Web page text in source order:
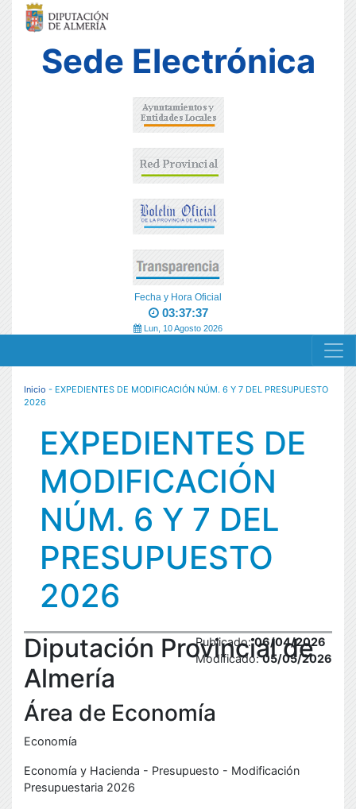
Sede Electrónica
Fecha y Hora Oficial
03:37:37
Lun, 10 Agosto 2026
MENÚ RESPONSIVE
Inicio - EXPEDIENTES DE MODIFICACIÓN NÚM. 6 Y 7 DEL PRESUPUESTO
2026
EXPEDIENTES DE
MODIFICACIÓN
NÚM. 6 Y 7 DEL
PRESUPUESTO
2026
Diputación Provincial de
Almería
Área de Economía
Economía
Economía y Hacienda - Presupuesto - Modificación
Presupuestaria 2026
Publicado:06/04/2026
Modificado:05/05/2026